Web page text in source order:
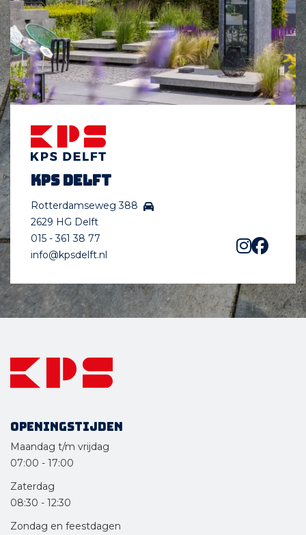
KPS Delft
Rotterdamseweg 388
2629 HG Delft
015 - 361 38 77
info@kpsdelft.nl
Openingstijden
Maandag t/m vrijdag
07:00 - 17:00
Zaterdag
08:30 - 12:30
Zondag en feestdagen